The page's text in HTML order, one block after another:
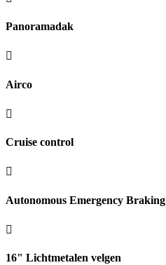
Panoramadak
Airco
Cruise control
Autonomous Emergency Braking
16" Lichtmetalen velgen